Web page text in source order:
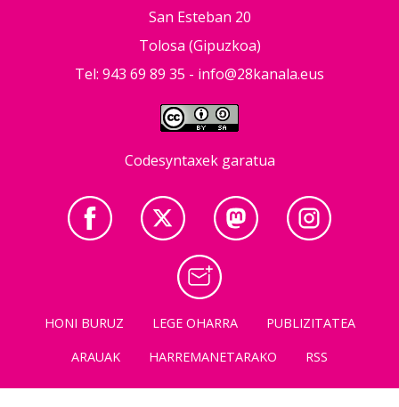
San Esteban 20
Tolosa (Gipuzkoa)
Tel: 943 69 89 35 - info@28kanala.eus
Codesyntaxek garatua
HONI BURUZ LEGE OHARRA
PUBLIZITATEA
ARAUAK
HARREMANETARAKO RSS